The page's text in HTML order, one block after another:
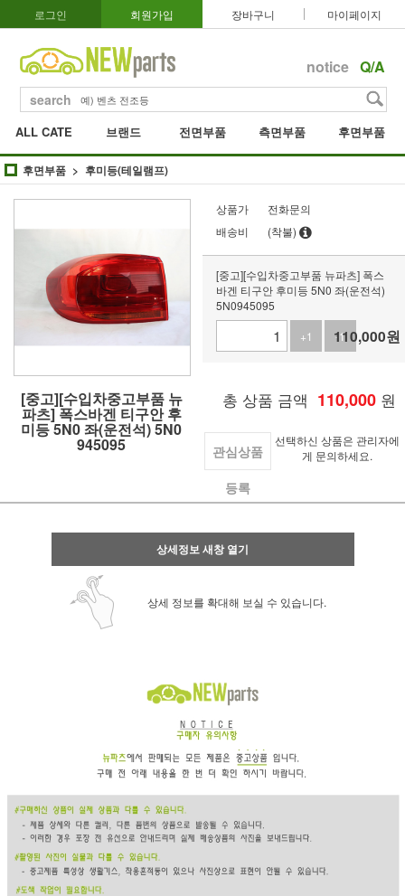
로그인 회원가입 장바구니 마이페이지
notice Q/A
search
ALL CATE 브랜드 전면부품 측면부품 후면부품
후면부품 후미등(테일램프)
[중고][수입차중고부품 뉴
파츠] 폭스바겐 티구안 후
미등 5N0 좌(운전석) 5N0
945095
상품가
전화문의
배송비
(착불)
[중고][수입차중고부품 뉴파츠] 폭스
바겐 티구안 후미등 5N0 좌(운전석)
5N0945095
+1
-1
110,000원
총 상품 금액 110,000 원
관심상품
등록
선택하신 상품은 관리자에
게 문의하세요.
상세정보 새창 열기
상세 정보를 확대해 보실 수 있습니다.